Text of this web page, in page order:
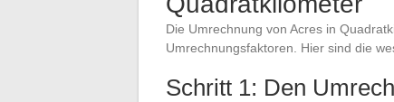
Die Umrechnung von Acres in
Umrechnungsfaktoren. Hier sind die
Schritt 1: Den